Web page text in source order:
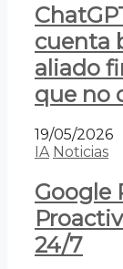
cuenta
aliado
que no
19/05/2026
IA Noticias
Google
24/7